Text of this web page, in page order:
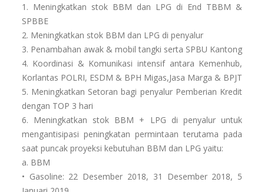
1. Meningkatkan stok BBM dan LPG di End TBBM &
SPBBE
2. Meningkatkan stok BBM dan LPG di penyalur
3. Penambahan awak & mobil tangki serta SPBU Kantong
4. Koordinasi & Komunikasi intensif antara Kemenhub,
Korlantas POLRI, ESDM & BPH Migas,Jasa Marga & BPJT
5. Meningkatkan Setoran bagi penyalur Pemberian Kredit
dengan TOP 3 hari
6. Meningkatkan stok BBM + LPG di penyalur untuk
mengantisipasi peningkatan permintaan terutama pada
saat puncak proyeksi kebutuhan BBM dan LPG yaitu:
a. BBM
• Gasoline​: 22 Desember 2018, 31 Desember 2018, 5